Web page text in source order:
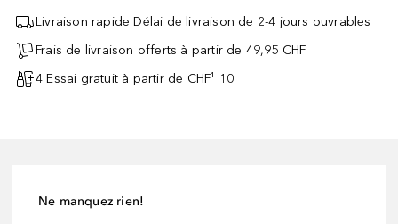
Livraison rapide Délai de livraison de 2-4 jours ouvrables
Frais de livraison offerts à partir de 49,95 CHF
4 Essai gratuit à partir de CHF¹ 10
Ne manquez rien!